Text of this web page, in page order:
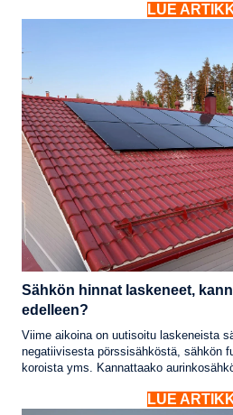
LUE
Sähkön hinnat laskeneet,
edelleen?
Viime aikoina on uutisoitu laskeneista
negatiivisesta pörssisähköstä, sähkön
koroista yms. Kannattaako
LUE